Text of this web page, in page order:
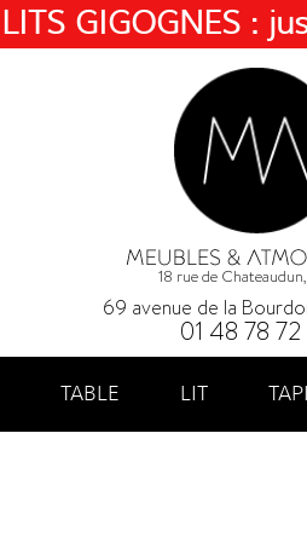
18 rue de
69 avenue de la
01 48 78
TABLE LIT
LITS GIGOGNES :